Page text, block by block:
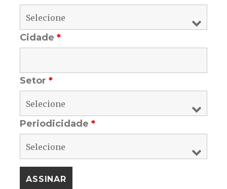
Cidade*
Setor*
Periodicidade*